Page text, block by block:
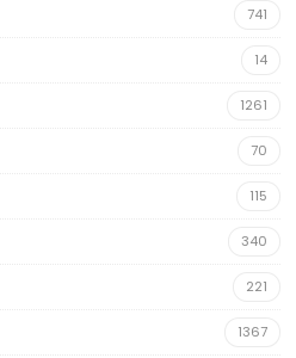
741
14
1261
70
115
340
221
1367